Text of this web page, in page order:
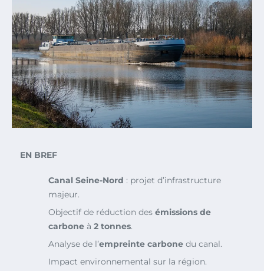
EN BREF
Canal Seine-Nord : projet d’infrastructure
majeur.
Objectif de réduction des émissions de
carbone à 2 tonnes.
Analyse de l’empreinte carbone du canal.
Impact environnemental sur la région.